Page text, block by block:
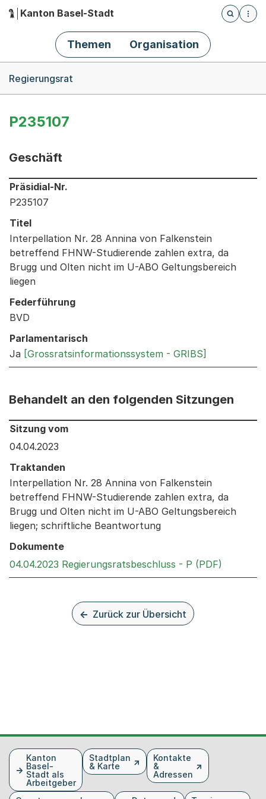
Hauptnavigation
Kanton Basel-Stadt
Öffnet
Themen Organisation
Regierungsrat
P235107
Geschäft
Informationen zum Ausgewählten Geschäft
Präsidial-Nr.
P235107
Titel
Interpellation Nr. 28 Annina von Falkenstein
betreffend FHNW-Studierende zahlen extra, da
Brugg und Olten nicht im U-ABO Geltungsbereich
liegen
Federführung
BVD
Parlamentarisch
Ja [Grossratsinformationssystem - GRIBS]
Behandelt an den folgenden Sitzungen
Behandelt an den folgenden Sitzungen: Informationen
Sitzung vom
04.04.2023
Traktanden
Interpellation Nr. 28 Annina von Falkenstein
betreffend FHNW-Studierende zahlen extra, da
Brugg und Olten nicht im U-ABO Geltungsbereich
liegen; schriftliche Beantwortung
Dokumente
04.04.2023 Regierungsratsbeschluss - P (PDF)
Zurück zur Übersicht
FusszeileKanton
Basel-
Stadt als
Arbeitgeber
Stadtplan
& Karte
Kontakte
&
Adressen